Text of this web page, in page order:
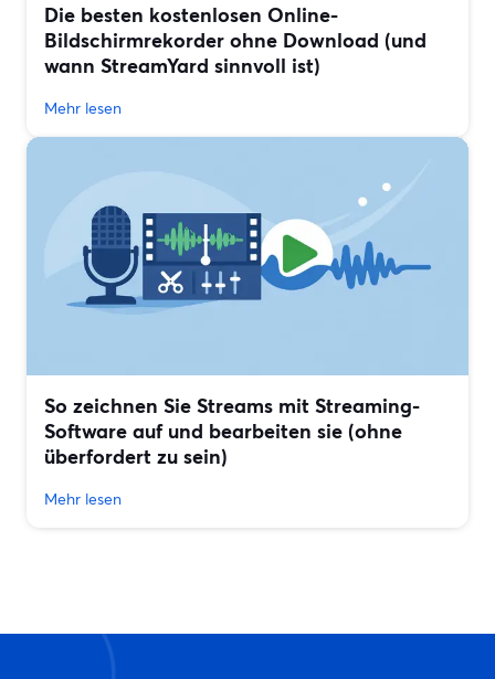
Die besten kostenlosen Online-
Bildschirmrekorder ohne Download (und
wann StreamYard sinnvoll ist)
Mehr lesen
So zeichnen Sie Streams mit Streaming-
Software auf und bearbeiten sie (ohne
überfordert zu sein)
Mehr lesen